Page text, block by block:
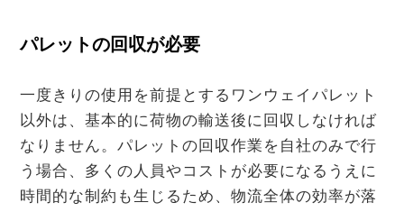
パレットの回収が必要
一度きりの使用を前提とするワンウェイパレット
以外は、基本的に荷物の輸送後に回収しなければ
なりません。パレットの回収作業を自社のみで行
う場合、多くの人員やコストが必要になるうえに
時間的な制約も生じるため、物流全体の効率が落